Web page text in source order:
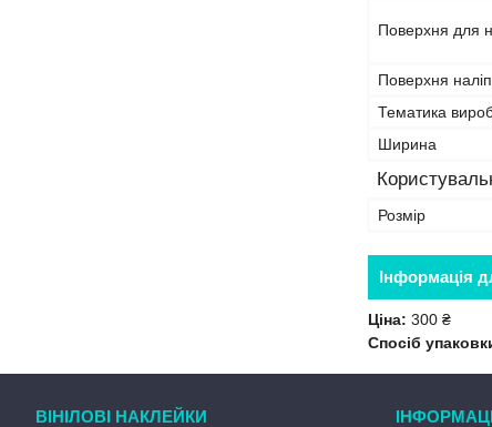
Поверхня для
Поверхня
Тематика
Ширина
Розмір
Інформація
Ціна: 300 ₴
Спосіб
ВІНІЛОВІ НАКЛЕЙКИ